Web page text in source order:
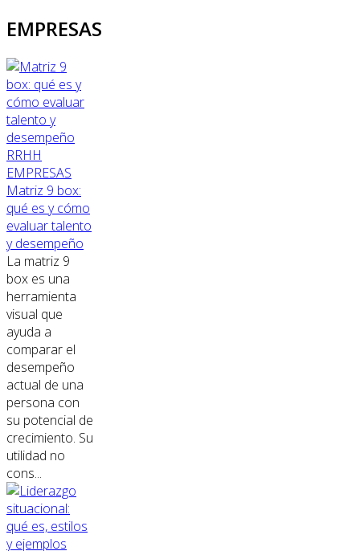
EMPRESAS
RRHH
EMPRESAS
Matriz 9 box:
qué es y cómo
evaluar talento
y desempeño
La matriz 9
box es una
herramienta
visual que
ayuda a
comparar el
desempeño
actual de una
persona con
su potencial de
crecimiento. Su
utilidad no
cons...